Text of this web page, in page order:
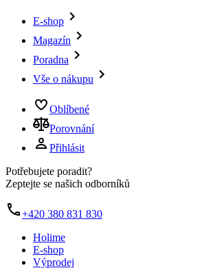
E-shop
Magazín
Poradna
Vše o nákupu
Oblíbené
Porovnání
Přihlásit
Potřebujete poradit?
Zeptejte se našich odborníků
+420 380 831 830
Holime
E-shop
Výprodej